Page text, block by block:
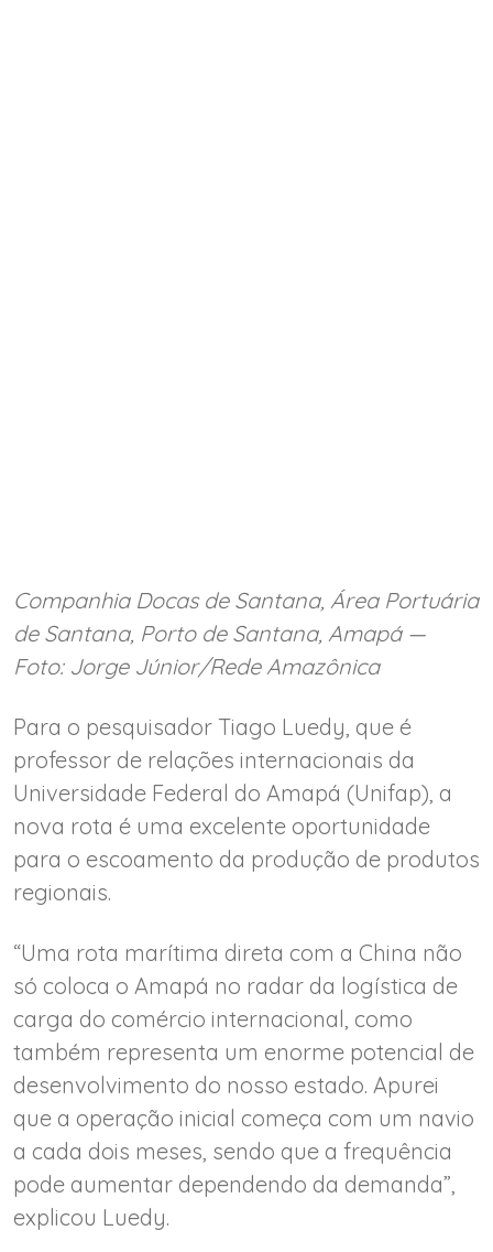
Companhia Docas de Santana, Área Portuária
de Santana, Porto de Santana, Amapá —
Foto: Jorge Júnior/Rede Amazônica
Para o pesquisador Tiago Luedy, que é
professor de relações internacionais da
Universidade Federal do Amapá (Unifap), a
nova rota é uma excelente oportunidade
para o escoamento da produção de produtos
regionais.
“Uma rota marítima direta com a China não
só coloca o Amapá no radar da logística de
carga do comércio internacional, como
também representa um enorme potencial de
desenvolvimento do nosso estado. Apurei
que a operação inicial começa com um navio
a cada dois meses, sendo que a frequência
pode aumentar dependendo da demanda”,
explicou Luedy.